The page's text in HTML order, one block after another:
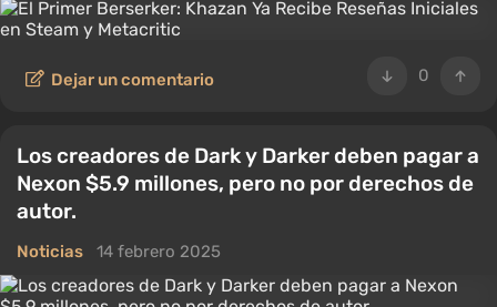
0
Dejar un comentario
Los creadores de Dark y Darker deben pagar a
Nexon $5.9 millones, pero no por derechos de
autor.
Noticias 14 febrero 2025